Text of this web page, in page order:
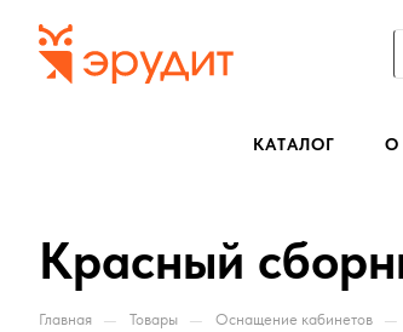
КАТАЛОГ О
Красный
Главная — Товары — Оснащение кабинетов —